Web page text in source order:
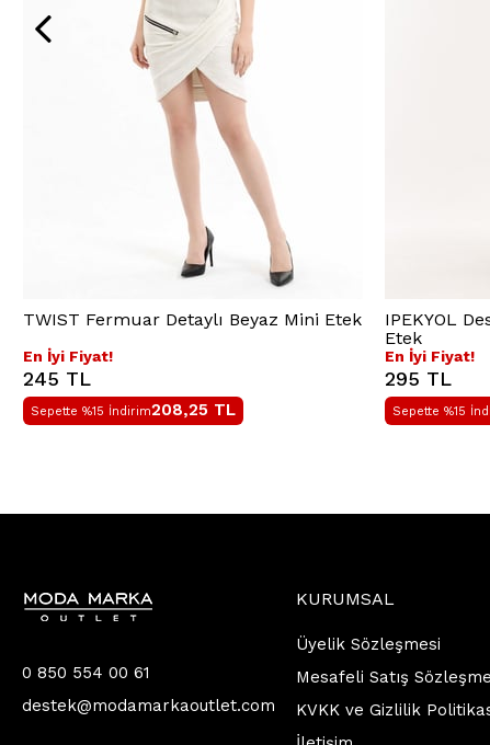
TWIST Fermuar Detaylı Beyaz Mini Etek
En İyi Fiyat!
245 TL
Sepette %15 İndirim208,25 TL
IPEKYOL
Etek
En İyi Fiyat!
295 TL
Sepette %15
0 850 554 00 61
destek@modamarkaoutlet.com
KURUMSAL
Üyelik Sözleşmesi
Mesafeli Satış
KVKK ve Gizlilik